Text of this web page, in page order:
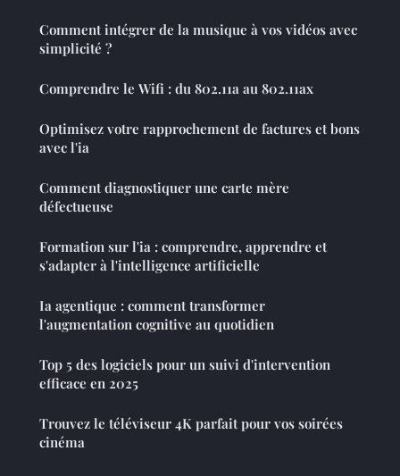
Comment intégrer de la musique à vos vidéos avec
simplicité ?
Comprendre le Wifi : du 802.11a au 802.11ax
Optimisez votre rapprochement de factures et bons
avec l'ia
Comment diagnostiquer une carte mère
défectueuse
Formation sur l'ia : comprendre, apprendre et
s'adapter à l'intelligence artificielle
Ia agentique : comment transformer
l'augmentation cognitive au quotidien
Top 5 des logiciels pour un suivi d'intervention
efficace en 2025
Trouvez le téléviseur 4K parfait pour vos soirées
cinéma